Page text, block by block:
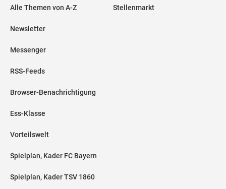
Alle Themen von A-Z
Newsletter
Messenger
RSS-Feeds
Browser-Benachrichtigung
Ess-Klasse
Vorteilswelt
Spielplan, Kader FC Bayern
Spielplan, Kader TSV 1860
Stellenmarkt